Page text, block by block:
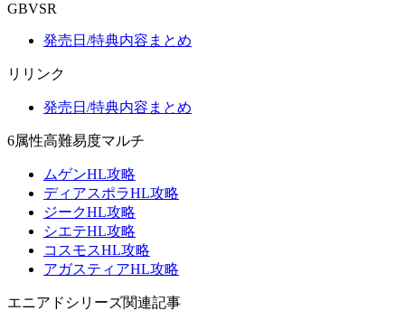
GBVSR
発売日/特典内容まとめ
リリンク
発売日/特典内容まとめ
6属性高難易度マルチ
ムゲンHL攻略
ディアスポラHL攻略
ジークHL攻略
シエテHL攻略
コスモスHL攻略
アガスティアHL攻略
エニアドシリーズ関連記事